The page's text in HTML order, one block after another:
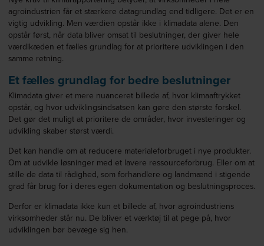
agroindustrien får et stærkere datagrundlag end tidligere. Det er en
vigtig udvikling. Men værdien opstår ikke i klimadata alene. Den
opstår først, når data bliver omsat til beslutninger, der giver hele
værdikæden et fælles grundlag for at prioritere udviklingen i den
samme retning.
Et fælles grundlag for bedre beslutninger
Klimadata giver et mere nuanceret billede af, hvor klimaaftrykket
opstår, og hvor udviklingsindsatsen kan gøre den største forskel.
Det gør det muligt at prioritere de områder, hvor investeringer og
udvikling skaber størst værdi.
Det kan handle om at reducere materialeforbruget i nye produkter.
Om at udvikle løsninger med et lavere ressourceforbrug. Eller om at
stille de data til rådighed, som forhandlere og landmænd i stigende
grad får brug for i deres egen dokumentation og beslutningsproces.
Derfor er klimadata ikke kun et billede af, hvor agroindustriens
virksomheder står nu. De bliver et værktøj til at pege på, hvor
udviklingen bør bevæge sig hen.